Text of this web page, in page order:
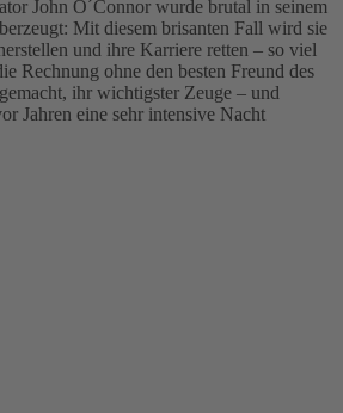
John O´Connor wurde brutal in seinem
Mit diesem brisanten Fall wird sie
und ihre Karriere retten – so viel
Rechnung ohne den besten Freund des
ihr wichtigster Zeuge – und
Jahren eine sehr intensive Nacht